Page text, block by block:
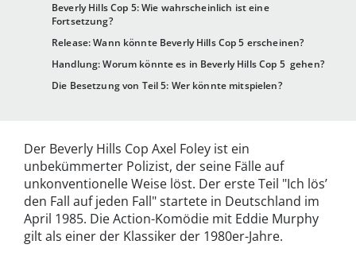
Beverly Hills Cop 5: Wie wahrscheinlich ist eine
Fortsetzung?
Release: Wann könnte Beverly Hills Cop 5 erscheinen?
Handlung: Worum könnte es in Beverly Hills Cop 5 gehen?
Die Besetzung von Teil 5: Wer könnte mitspielen?
Der Beverly Hills Cop Axel Foley ist ein
unbekümmerter Polizist, der seine Fälle auf
unkonventionelle Weise löst. Der erste Teil "Ich lös’
den Fall auf jeden Fall"startete in Deutschland im
April 1985. Die Action-Komödie mit Eddie Murphy
gilt als einer der Klassiker der 1980er-Jahre.